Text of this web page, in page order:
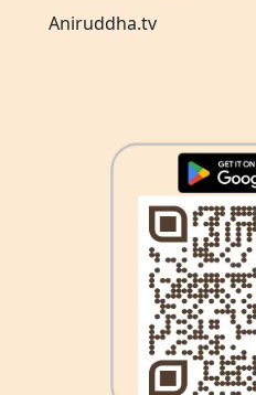
Aniruddha.tv